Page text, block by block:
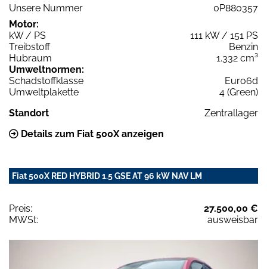
Unsere Nummer
0P880357
Motor:
kW / PS
111 kW / 151 PS
Treibstoff
Benzin
Hubraum
1.332 cm³
Umweltnormen:
Schadstoffklasse
Euro6d
Umweltplakette
4 (Green)
Standort
Zentrallager
Details zum Fiat 500X anzeigen
Fiat 500X RED HYBRID 1.5 GSE AT 96 kW NAV LM
Preis:
27.500,00 €
MWSt:
ausweisbar